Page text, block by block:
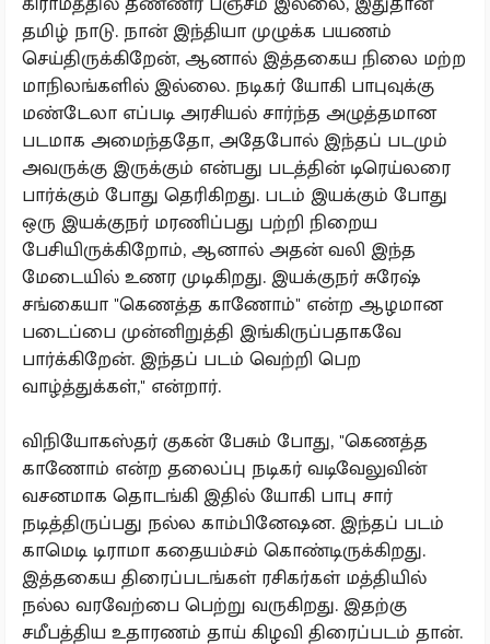
தமிழ் நாடு. நான் இந்தியா முழுக்க பயணம்
செய்திருக்கிறேன், ஆனால் இத்தகைய நிலை மற்ற
மாநிலங்களில் இல்லை. நடிகர் யோகி பாபுவுக்கு
மண்டேலா எப்படி அரசியல் சார்ந்த அழுத்தமான
படமாக அமைந்ததோ, அதேபோல் இந்தப் படமும்
அவருக்கு இருக்கும் என்பது படத்தின் டிரெய்லரை
பார்க்கும் போது தெரிகிறது. படம் இயக்கும் போது
ஒரு இயக்குநர் மரணிப்பது பற்றி நிறைய
பேசியிருக்கிறோம், ஆனால் அதன் வலி இந்த
மேடையில் உணர முடிகிறது. இயக்குநர் சுரேஷ்
சங்கையா "கெணத்த காணோம்" என்ற ஆழமான
படைப்பை முன்னிறுத்தி இங்கிருப்பதாகவே
பார்க்கிறேன். இந்தப் படம் வெற்றி பெற
வாழ்த்துக்கள்," என்றார்.
விநியோகஸ்தர் குகன் பேசும் போது, "கெணத்த
காணோம் என்ற தலைப்பு நடிகர் வடிவேலுவின்
வசனமாக தொடங்கி இதில் யோகி பாபு சார்
நடித்திருப்பது நல்ல காம்பினேஷன. இந்தப் படம்
காமெடி டிராமா கதையம்சம் கொண்டிருக்கிறது.
இத்தகைய திரைப்படங்கள் ரசிகர்கள் மத்தியில்
நல்ல வரவேற்பை பெற்று வருகிறது. இதற்கு
சமீபத்திய உதாரணம் தாய் கிழவி திரைப்படம் தான்.